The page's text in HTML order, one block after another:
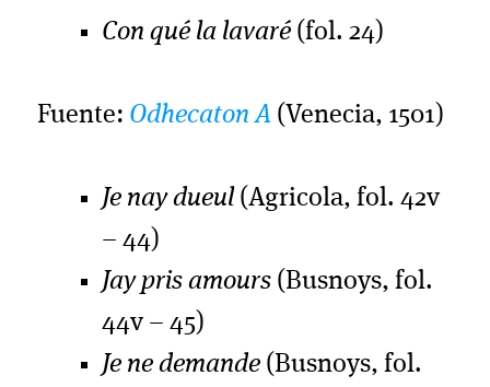
Con qué la lavaré (fol. 24)
Fuente: Odhecaton A (Venecia, 1501)
Je nay dueul (Agricola, fol. 42v
– 44)
Jay pris amours (Busnoys, fol.
44v – 45)
Je ne demande (Busnoys, fol.